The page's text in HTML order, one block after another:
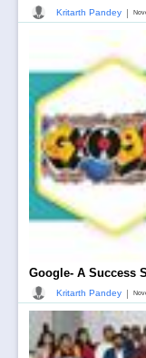
Kritarth Pandey |
Google- A Success
Kritarth Pandey |